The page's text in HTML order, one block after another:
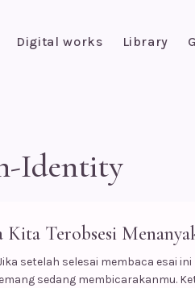
Digital works Library
Identity
Kita Terobsesi
setelah selesai membaca esai
sedang membicarakanmu.